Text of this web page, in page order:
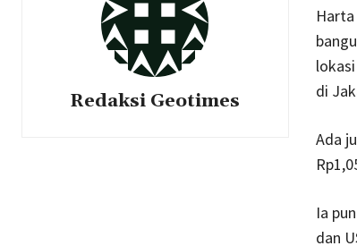
Redaksi Geotimes
di
Ada
Ia
dan